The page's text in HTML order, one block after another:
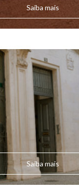
Saiba mais
Saiba mais